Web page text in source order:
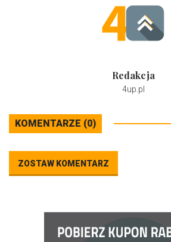
Redakcja
4up.pl
KOMENTARZE (0)
ZOSTAW KOMENTARZ